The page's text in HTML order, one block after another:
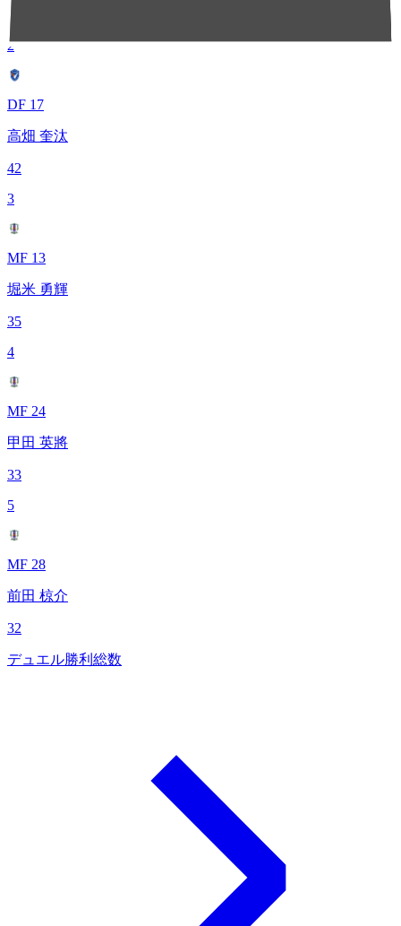
68
2
DF 17
高畑 奎汰
42
3
MF 13
堀米 勇輝
35
4
MF 24
甲田 英將
33
5
MF 28
前田 椋介
32
デュエル勝利総数